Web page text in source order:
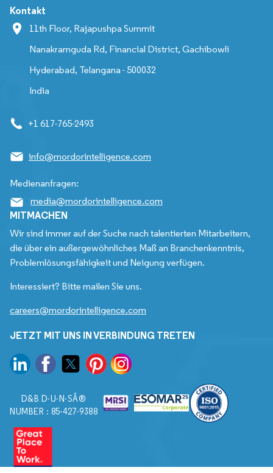
Kontakt
11th Floor, Rajapushpa Summit
Nanakramguda Rd, Financial District, Gachibowli
Hyderabad, Telangana - 500032
India
+1 617-765-2493
info@mordorintelligence.com
Medienanfragen:
media@mordorintelligence.com
MITMACHEN
Wir sind immer auf der Suche nach talentierten Mitarbeitern,
die über ein außergewöhnliches Maß an Branchenkenntnis,
Problemlösungsfähigkeit und Neigung verfügen.
Interessiert? Bitte mailen Sie uns.
careers@mordorintelligence.com
JETZT MIT UNS IN VERBINDUNG TRETEN
D&B D-U-N-SÂ®
NUMBER : 85-427-9388